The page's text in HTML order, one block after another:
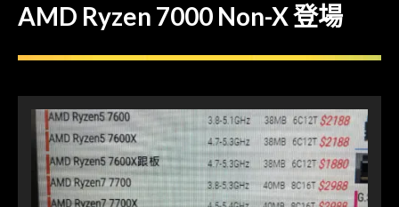
AMD Ryzen 7000 Non-X 登場